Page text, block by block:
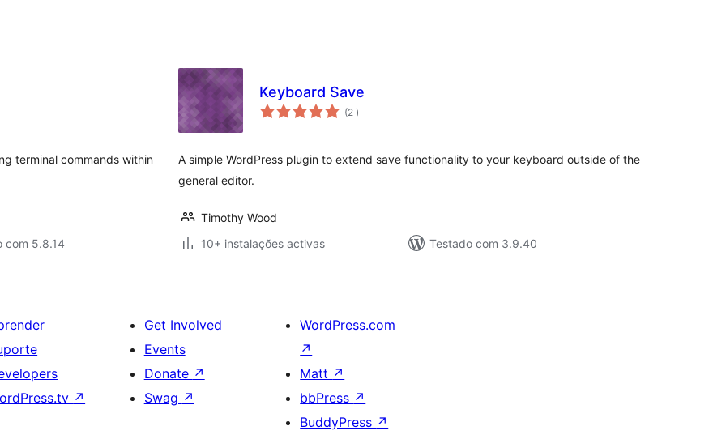
terminal commands within
com 5.8.14
Keyboard Save
(2 classificações
)
A simple WordPress plugin to extend save functionality to your keyboard outside of the
general editor.
Timothy Wood
10+ instalações activas
Testado com 3.9.40
↗
Get Involved
Events
Donate ↗
Swag ↗
WordPress.com
↗
Matt ↗
bbPress ↗
BuddyPress ↗